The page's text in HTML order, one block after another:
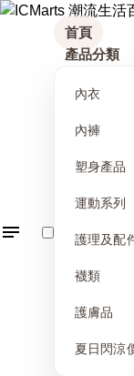
首頁
產品分類
內衣
內褲
塑身產品
運動系列
護理及配
襪類
護膚品
夏日閃涼